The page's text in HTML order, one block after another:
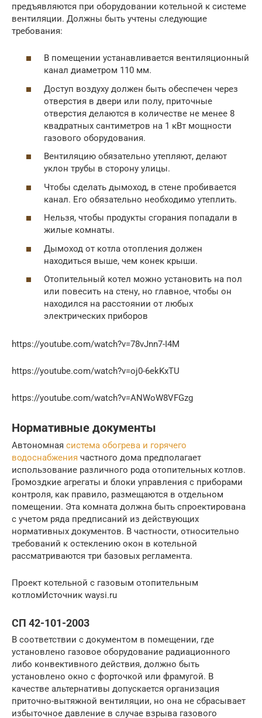
предъявляются при оборудовании котельной к системе
вентиляции. Должны быть учтены следующие
требования:
В помещении устанавливается вентиляционный
канал диаметром 110 мм.
Доступ воздуху должен быть обеспечен через
отверстия в двери или полу, приточные
отверстия делаются в количестве не менее 8
квадратных сантиметров на 1 кВт мощности
газового оборудования.
Вентиляцию обязательно утепляют, делают
уклон трубы в сторону улицы.
Чтобы сделать дымоход, в стене пробивается
канал. Его обязательно необходимо утеплить.
Нельзя, чтобы продукты сгорания попадали в
жилые комнаты.
Дымоход от котла отопления должен
находиться выше, чем конек крыши.
Отопительный котел можно установить на пол
или повесить на стену, но главное, чтобы он
находился на расстоянии от любых
электрических приборов
https://youtube.com/watch?v=78vJnn7-I4M
https://youtube.com/watch?v=oj0-6ekKxTU
https://youtube.com/watch?v=ANWoW8VFGzg
Нормативные документы
Автономная система обогрева и горячего
водоснабжения частного дома предполагает
использование различного рода отопительных котлов.
Громоздкие агрегаты и блоки управления с приборами
контроля, как правило, размещаются в отдельном
помещении. Эта комната должна быть спроектирована
с учетом ряда предписаний из действующих
нормативных документов. В частности, относительно
требований к остеклению окон в котельной
рассматриваются три базовых регламента.
Проект котельной с газовым отопительным
котломИсточник waysi.ru
СП 42-101-2003
В соответствии с документом в помещении, где
установлено газовое оборудование радиационного
либо конвективного действия, должно быть
установлено окно с форточкой или фрамугой. В
качестве альтернативы допускается организация
приточно-вытяжной вентиляции, но она не сбрасывает
избыточное давление в случае взрыва газового